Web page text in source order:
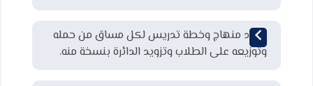
إعداد منهاج وخطة تدريس لكل مساق من حمله
وتوزيعه على الطلاب وتزويد الدائرة بنسخة منه.